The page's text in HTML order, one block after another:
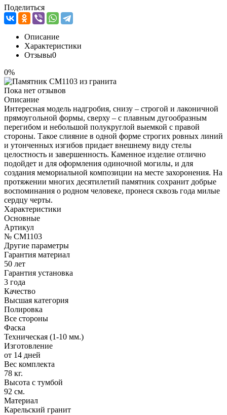
Поделиться
Описание
Характеристики
Отзывы0
0%
Пока нет отзывов
Описание
Интересная модель надгробия, снизу – строгой и лаконичной
прямоугольной формы, сверху – с плавным дугообразным
перегибом и небольшой полукруглой выемкой с правой
стороны. Такое слияние в одной форме строгих ровных линий
и утонченных изгибов придает внешнему виду стелы
целостность и завершенность. Каменное изделие отлично
подойдет и для оформления одиночной могилы, и для
создания мемориальной композиции на месте захоронения. На
протяжении многих десятилетий памятник сохранит добрые
воспоминания о родном человеке, пронеся сквозь года милые
сердцу черты.
Характеристики
Основные
Артикул
№ CM1103
Другие параметры
Гарантия материал
50 лет
Гарантия установка
3 года
Качество
Высшая категория
Полировка
Все стороны
Фаска
Техническая (1-10 мм.)
Изготовление
от 14 дней
Вес комплекта
78 кг.
Высота с тумбой
92 см.
Материал
Карельский гранит